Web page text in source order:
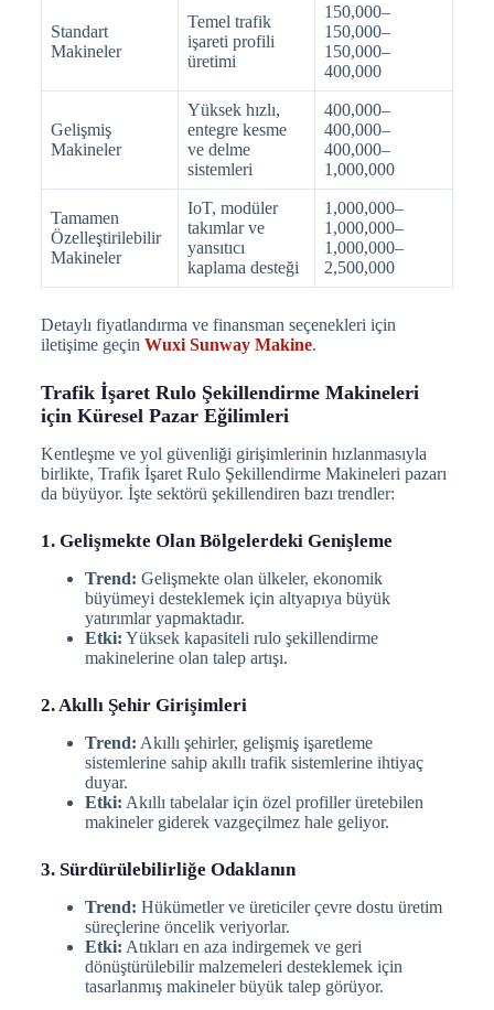
Standart
Makineler
Temel trafik
işareti profili
üretimi
150,000–
150,000–
150,000–
400,000
Gelişmiş
Makineler
Yüksek hızlı,
entegre kesme
ve delme
sistemleri
400,000–
400,000–
400,000–
1,000,000
Tamamen
Özelleştirilebilir
Makineler
IoT, modüler
takımlar ve
yansıtıcı
kaplama desteği
1,000,000–
1,000,000–
1,000,000–
2,500,000
Detaylı fiyatlandırma ve finansman seçenekleri için
iletişime geçin Wuxi Sunway Makine.
Trafik İşaret Rulo Şekillendirme Makineleri
için Küresel Pazar Eğilimleri
Kentleşme ve yol güvenliği girişimlerinin hızlanmasıyla
birlikte, Trafik İşaret Rulo Şekillendirme Makineleri pazarı
da büyüyor. İşte sektörü şekillendiren bazı trendler:
1. Gelişmekte Olan Bölgelerdeki Genişleme
Trend: Gelişmekte olan ülkeler, ekonomik
büyümeyi desteklemek için altyapıya büyük
yatırımlar yapmaktadır.
Etki: Yüksek kapasiteli rulo şekillendirme
makinelerine olan talep artışı.
2. Akıllı Şehir Girişimleri
Trend: Akıllı şehirler, gelişmiş işaretleme
sistemlerine sahip akıllı trafik sistemlerine ihtiyaç
duyar.
Etki: Akıllı tabelalar için özel profiller üretebilen
makineler giderek vazgeçilmez hale geliyor.
3. Sürdürülebilirliğe Odaklanın
Trend: Hükümetler ve üreticiler çevre dostu üretim
süreçlerine öncelik veriyorlar.
Etki: Atıkları en aza indirgemek ve geri
dönüştürülebilir malzemeleri desteklemek için
tasarlanmış makineler büyük talep görüyor.